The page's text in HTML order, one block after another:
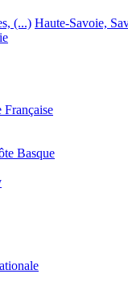
(...) Haute-Savoie,
Française
Basque